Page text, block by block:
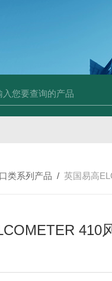
中深浅层地源热泵空调
类系列产品 /英国易高
410